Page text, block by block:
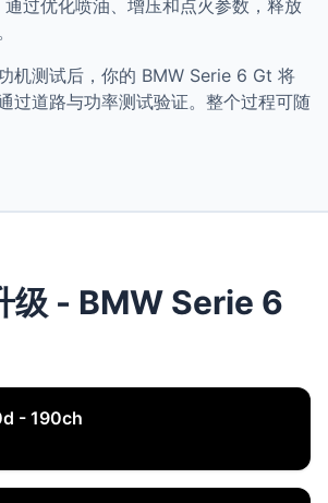
过优化喷油、增压和点火参数，释放
机测试后，你的 BMW Serie 6 Gt 将
过道路与功率测试验证。整个过程可随
级 - BMW Serie 6
- 190ch